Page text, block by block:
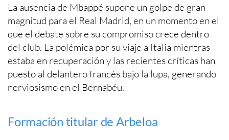
La ausencia de Mbappé supone un golpe de gran
magnitud para el Real Madrid, en un momento en el
que el debate sobre su compromiso crece dentro
del club. La polémica por su viaje a Italia mientras
estaba en recuperación y las recientes críticas han
puesto al delantero francés bajo la lupa, generando
nerviosismo en el Bernabéu.
Formación titular de Arbeloa